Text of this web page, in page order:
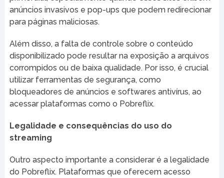
anúncios invasivos e pop-ups que podem redirecionar
para páginas maliciosas.
Além disso, a falta de controle sobre o conteúdo
disponibilizado pode resultar na exposição a arquivos
corrompidos ou de baixa qualidade. Por isso, é crucial
utilizar ferramentas de segurança, como
bloqueadores de anúncios e softwares antivírus, ao
acessar plataformas como o Pobreflix.
Legalidade e consequências do uso do
streaming
Outro aspecto importante a considerar é a legalidade
do Pobreflix. Plataformas que oferecem acesso